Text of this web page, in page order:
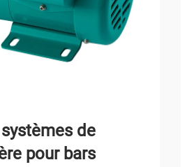
de
pour bars